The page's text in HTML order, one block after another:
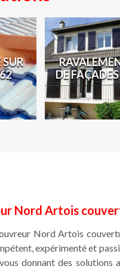
SUR
DE
Nord Artois
Nord Artois
expérimenté et
donnant des solutions